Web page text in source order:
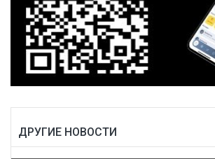
ДРУГИЕ НОВОСТИ